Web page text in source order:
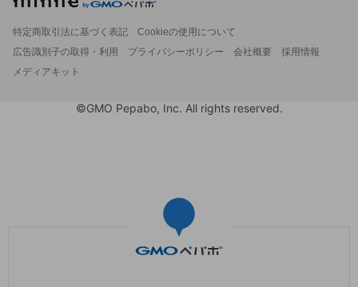
特定商取引法に基づく表記
Cookieの使用について
広告識別子の取得・利用
プライバシーポリシー 会社概要
採用情報
メディアキット
©GMO Pepabo, Inc. All rights reserved.